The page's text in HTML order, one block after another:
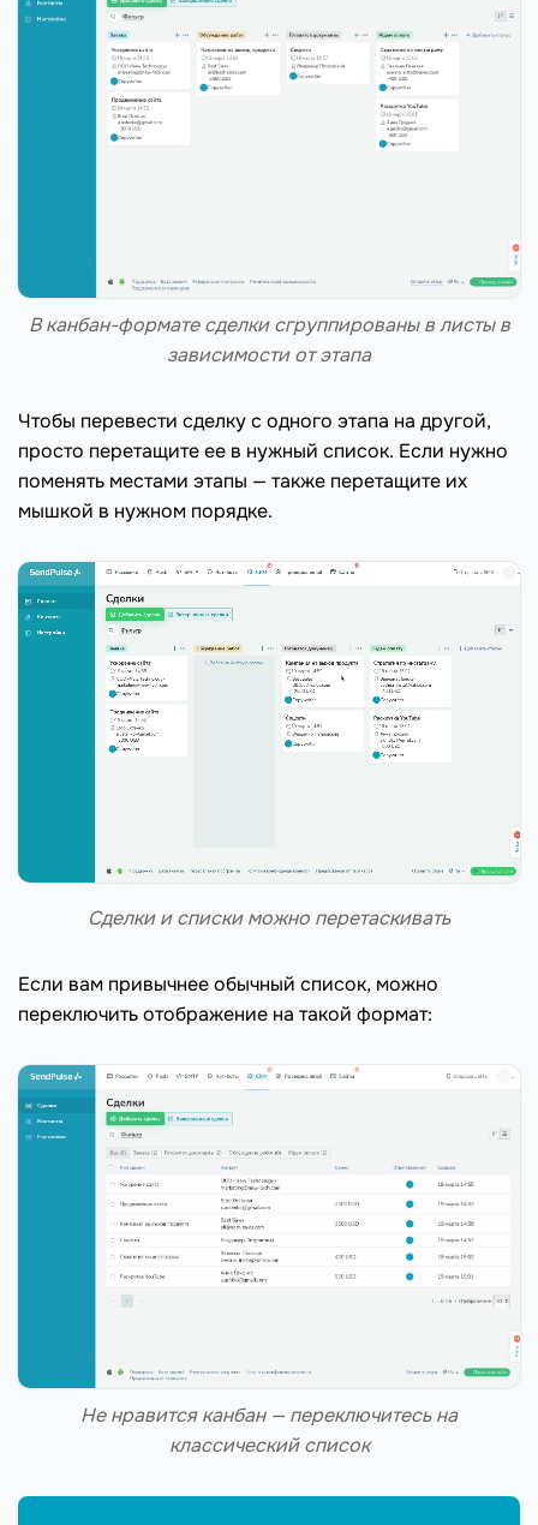
В канбан-формате сделки сгруппированы в листы в
зависимости от этапа
Чтобы перевести сделку с одного этапа на другой,
просто перетащите ее в нужный список. Если нужно
поменять местами этапы — также перетащите их
мышкой в нужном порядке.
Сделки и списки можно перетаскивать
Если вам привычнее обычный список, можно
переключить отображение на такой формат:
Не нравится канбан — переключитесь на
классический список